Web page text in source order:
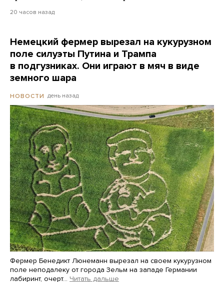
20 часов назад
Немецкий фермер вырезал на кукурузном
поле силуэты Путина и Трампа
в подгузниках. Они играют в мяч в виде
земного шара
НОВОСТИ день назад
Фермер Бенедикт Люнеманн вырезал на своем кукурузном
поле неподалеку от города Зельм на западе Германии
лабиринт, очерт… Читать дальше